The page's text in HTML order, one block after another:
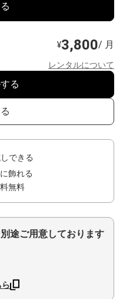
¥3,800/ 月
レンタルについて
る
できる
飾れる
無料
途ご用意しております